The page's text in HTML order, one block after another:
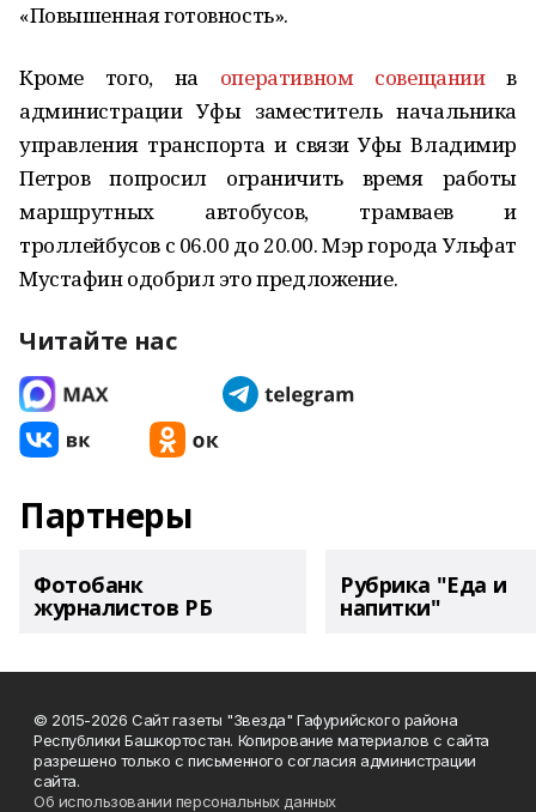
«Повышенная готовность».
Кроме того, на оперативном совещаниив
администрации Уфы заместитель начальника
управления транспорта и связи Уфы Владимир
Петров попросил ограничить время работы
маршрутных автобусов, трамваев и
троллейбусов с 06.00 до 20.00. Мэр города Ульфат
Мустафин одобрил это предложение.
Читайте нас
Партнеры
Фотобанк
журналистов РБ
Рубрика "Еда и
напитки"
© 2015-2026 Сайт газеты "Звезда" Гафурийского района
Республики Башкортостан. Копирование материалов с сайта
разрешено только с письменного согласия администрации
сайта.
Об использовании персональных данных